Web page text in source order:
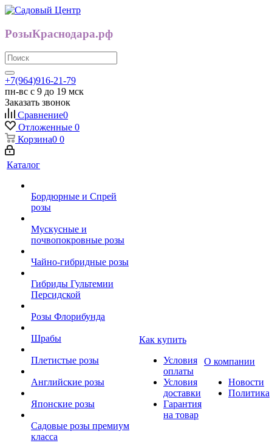
РозыКраснодара.рф
+7(964)916-21-79
пн-вс с 9 до 19 мск
Заказать звонок
Сравнение0
Отложенные 0
Корзина0 0
Каталог
Бордюрные и Спрей
розы
Мускусные и
почвопокровные розы
Чайно-гибридные розы
Гибриды Гультемии
Персидской
Розы Флорибунда
Шрабы
Плетистые розы
Английские розы
Японские розы
Садовые розы премиум
класса
Как купить
Условия
оплаты
Условия
доставки
Гарантия
на товар
О компании
Новости
Политика